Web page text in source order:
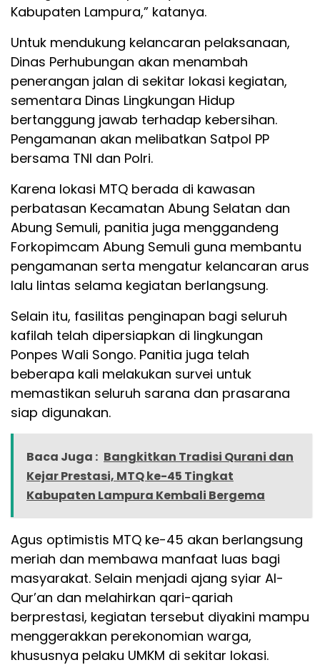
Kabupaten Lampura,” katanya.
Untuk mendukung kelancaran pelaksanaan,
Dinas Perhubungan akan menambah
penerangan jalan di sekitar lokasi kegiatan,
sementara Dinas Lingkungan Hidup
bertanggung jawab terhadap kebersihan.
Pengamanan akan melibatkan Satpol PP
bersama TNI dan Polri.
Karena lokasi MTQ berada di kawasan
perbatasan Kecamatan Abung Selatan dan
Abung Semuli, panitia juga menggandeng
Forkopimcam Abung Semuli guna membantu
pengamanan serta mengatur kelancaran arus
lalu lintas selama kegiatan berlangsung.
Selain itu, fasilitas penginapan bagi seluruh
kafilah telah dipersiapkan di lingkungan
Ponpes Wali Songo. Panitia juga telah
beberapa kali melakukan survei untuk
memastikan seluruh sarana dan prasarana
siap digunakan.
Baca Juga : Bangkitkan Tradisi Qurani dan
Kejar Prestasi, MTQ ke-45 Tingkat
Kabupaten Lampura Kembali Bergema
Agus optimistis MTQ ke-45 akan berlangsung
meriah dan membawa manfaat luas bagi
masyarakat. Selain menjadi ajang syiar Al-
Qur’an dan melahirkan qari-qariah
berprestasi, kegiatan tersebut diyakini mampu
menggerakkan perekonomian warga,
khususnya pelaku UMKM di sekitar lokasi.